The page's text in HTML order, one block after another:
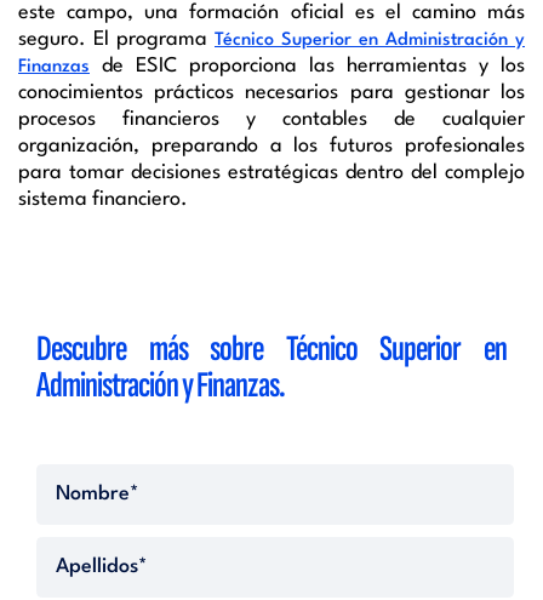
este campo, una formación oficial es el camino más
seguro. El programa Técnico Superior en Administración y
Finanzas
de ESIC proporciona las herramientas y los
conocimientos prácticos necesarios para gestionar los
procesos financieros y contables de cualquier
organización, preparando a los futuros profesionales
para tomar decisiones estratégicas dentro del complejo
sistema financiero.
Descubre más sobre Técnico Superior en
Administración y Finanzas.